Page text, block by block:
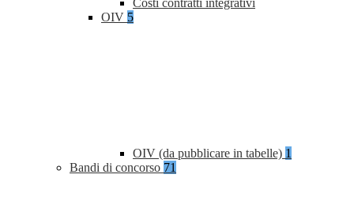
Costi contratti integrativi
OIV 5
OIV (da pubblicare in tabelle) 1
Bandi di concorso 71